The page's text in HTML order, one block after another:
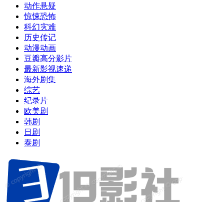
动作悬疑
惊悚恐怖
科幻灾难
历史传记
动漫动画
豆瓣高分影片
最新影视速递
海外剧集
综艺
纪录片
欧美剧
韩剧
日剧
泰剧